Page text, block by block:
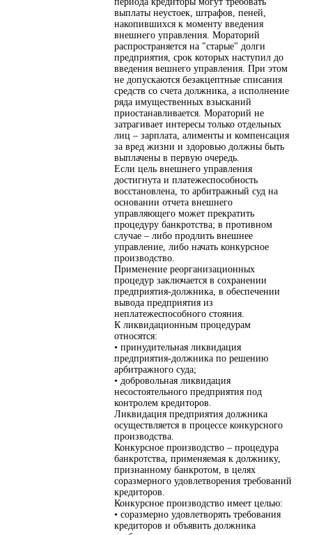
выплаты неустоек, штрафов, пеней,
накопившихся к моменту введения
внешнего управления. Мораторий
распространяется на "старые" долги
предприятия, срок которых наступил до
введения вешнего управления. При этом
не допускаются безакцептные списания
средств со счета должника, а исполнение
ряда имущественных взысканий
приостанавливается. Мораторий не
затрагивает интересы только отдельных
лиц – зарплата, алименты и компенсация
за вред жизни и здоровью должны быть
выплачены в первую очередь.
Если цель внешнего управления
достигнута и платежеспособность
восстановлена, то арбитражный суд на
основании отчета внешнего
управляющего может прекратить
процедуру банкротства; в противном
случае – либо продлить внешнее
управление, либо начать конкурсное
производство.
Применение реорганизационных
процедур заключается в сохранении
предприятия-должника, в обеспечении
вывода предприятия из
неплатежеспособного стояния.
К ликвидационным процедурам
относятся:
• принудительная ликвидация
предприятия-должника по решению
арбитражного суда;
• добровольная ликвидация
несостоятельного предприятия под
контролем кредиторов.
Ликвидация предприятия должника
осуществляется в процессе конкурсного
производства.
Конкурсное производство – процедура
банкротства, применяемая к должнику,
признанному банкротом, в целях
соразмерного удовлетворения требований
кредиторов.
Конкурсное производство имеет целью:
• соразмерно удовлетворять требования
кредиторов и объявить должника